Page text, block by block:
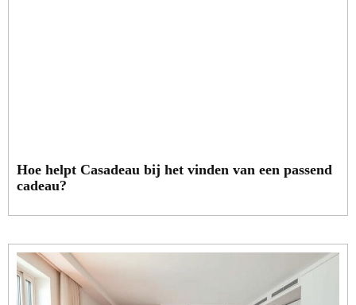
Hoe helpt Casadeau bij het vinden van een passend
cadeau?